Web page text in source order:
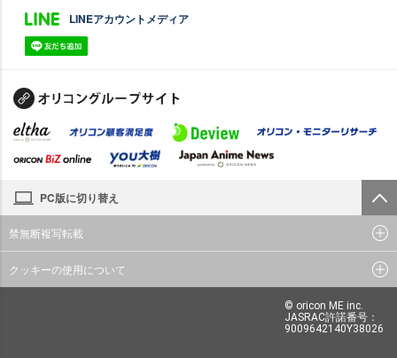
LINEアカウントメディア
PC版に切り替え
禁無断複写転載
クッキーの使用について
© oricon ME inc.
JASRAC許諾番号：
9009642140Y38026